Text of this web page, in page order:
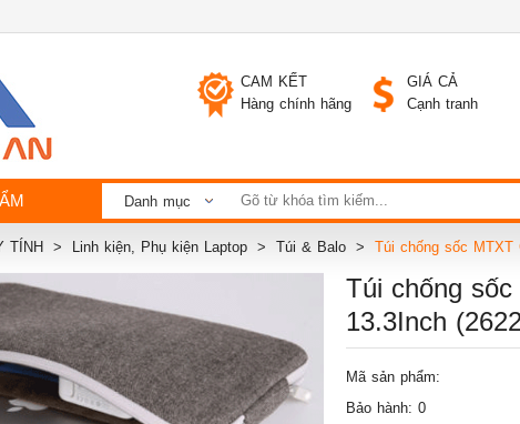
CAM KẾT
Hàng chính hãng
GIÁ CẢ
Cạnh tranh
Danh mục
TÍNH Linh kiện, Phụ kiện Laptop Túi & Balo Túi chống sốc MTXT
Túi chống
13.3Inch
Mã sản phẩm:
Bảo hành: 0